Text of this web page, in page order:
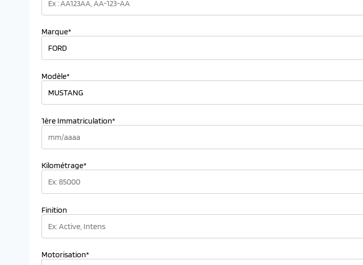
Marque*
Modèle*
1ère Immatriculation*
Kilométrage*
Finition
Motorisation*